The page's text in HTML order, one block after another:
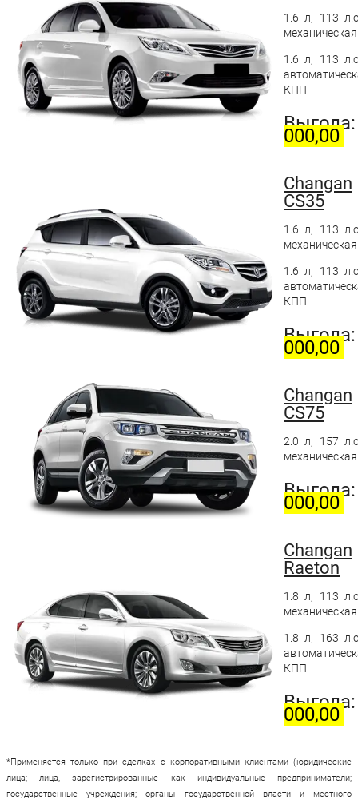
1.6 л, 113
1.6 л, 113
КПП
000,00
Changan
CS35
1.6 л, 113
1.6 л, 113
КПП
000,00
Changan
CS75
2.0 л, 157
000,00
Changan
Raeton
1.8 л, 113
1.8 л, 163
КПП
000,00
*Применяется только при сделках с корпоративными клиентами (юридические
лица; лица, зарегистрированные как индивидуальные предприниматели;
государственные учреждения; органы государственной власти и местного